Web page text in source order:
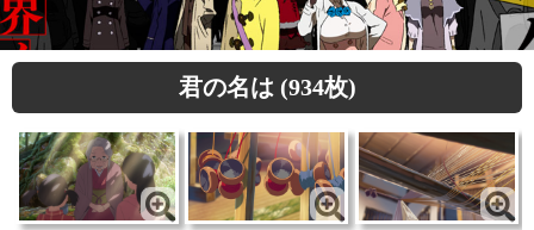
君の名は (934枚)